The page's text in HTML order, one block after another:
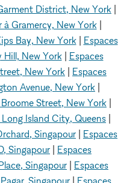
District, New York
à Gramercy, New York|
Bay, New York| Espaces
Hill, New York| Espaces
New York
Espaces
Avenue, New York
Street, New York
Island City, Queens
Singapour
Espaces
Singapour
Espaces
Singapour
Espaces
Singapour| Espaces